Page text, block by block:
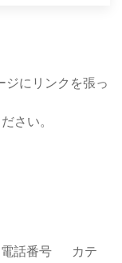
ジにリンクを張っ
さい。
電話番号
カテ